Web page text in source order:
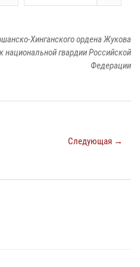
Хинганского ордена Жукова
национальной гвардии Российской
Федерации
Следующая →